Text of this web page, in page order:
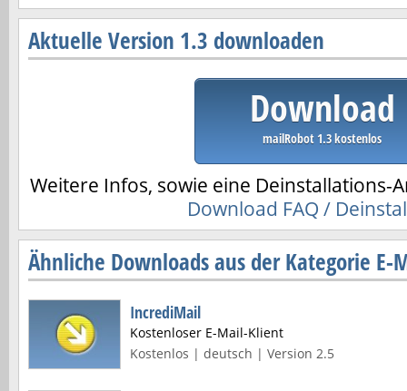
Aktuelle Version 1.3 downloaden
Download
mailRobot 1.3 kostenlos
Weitere Infos, sowie eine Deinstallations-
Download FAQ /
Ähnliche Downloads aus der Kategorie E-
IncrediMail
Kostenloser E-Mail-Klient
Kostenlos | deutsch | Version 2.5